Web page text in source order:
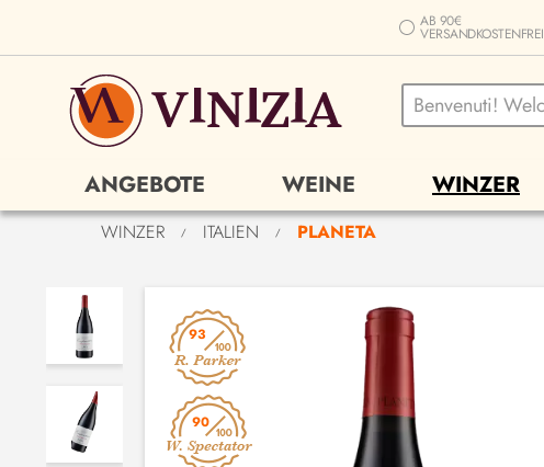
AB 90€
VERSANDKOSTENFREI
ANGEBOTE WEINE WINZER
WINZER / ITALIEN / PLANETA
93
90